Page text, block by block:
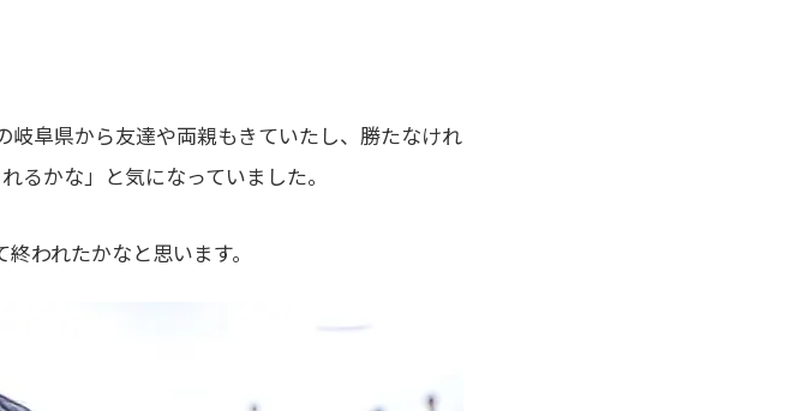
阜県から友達や両親もきていたし、勝たなけれ
るかな」と気になっていました。
われたかなと思います。